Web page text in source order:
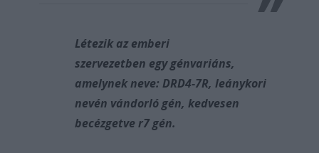
Létezik az emberi
szervezetben egy génvariáns,
amelynek neve: DRD4-7R, leánykori
nevén vándorló gén, kedvesen
becézgetve r7 gén.